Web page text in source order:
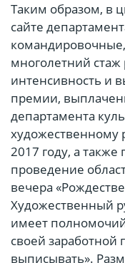
Таким образом, в
сайте
многолетний стаж
интенсивность и
премии,
департамента
художественному
2017 году, а также
проведение
вечера
Художественный
имеет
своей заработной
выписывать».